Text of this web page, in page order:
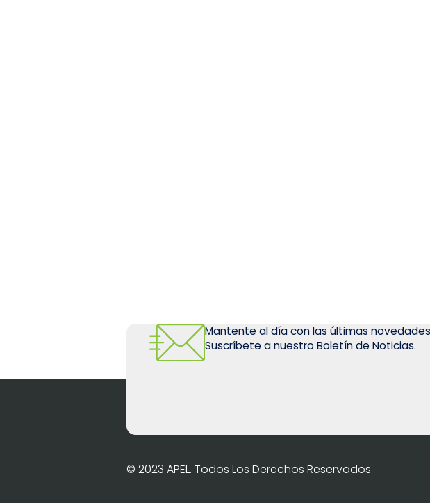
Mantente al día con las últimas
Suscríbete a nuestro Boletín de Noticias.
© 2023 APEL. Todos Los Derechos Reservados